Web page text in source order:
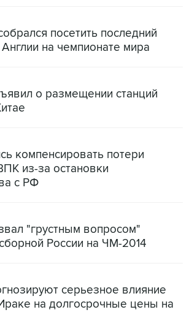
посетить последний
на чемпионате мира
о размещении станций
компенсировать потери
из-за остановки
с РФ
"грустным вопросом"
России на ЧМ-2014
серьезное влияние
на долгосрочные цены на